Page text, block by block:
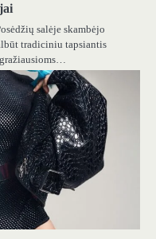
salėje skambėjo
tradiciniu tapsiantis